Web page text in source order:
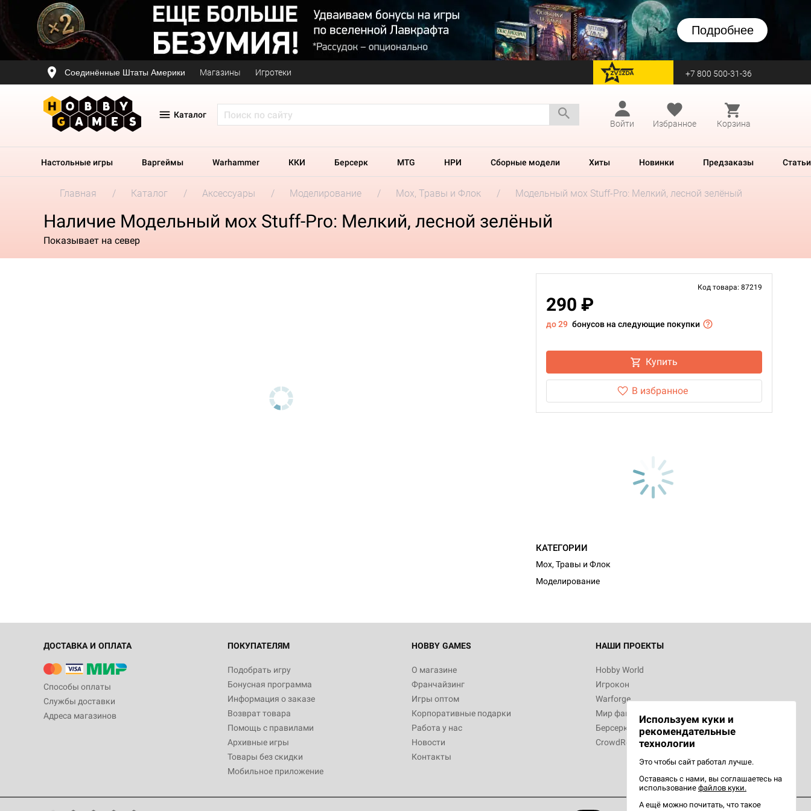
Подробнее
Соединённые Штаты Америки Магазины Игротеки перейти на Zvezda +7 800 500-31-36
Каталог
Войти
Избранное Корзина
Настольные игры Варгеймы Warhammer ККИ Берсерк MTG НРИ Сборные модели Хиты Новинки Предзаказы Статьи
Главная Каталог Аксессуары Моделирование Мох, Травы и Флок Модельный мох Stuff-Pro: Мелкий, лесной зелёный
Наличие Модельный мох Stuff-Pro: Мелкий, лесной зелёный
Показывает на север
Код товара: 87219
290 ₽
до 29 бонусов на следующие покупки
Купить
В избранное
КАТЕГОРИИ
Мох, Травы и Флок
Моделирование
ДОСТАВКА И ОПЛАТА
Способы оплаты
Службы доставки
Адреса магазинов
ПОКУПАТЕЛЯМ
Подобрать игру
Бонусная программа
Информация о заказе
Возврат товара
Помощь с правилами
Архивные игры
Товары без скидки
Мобильное приложение
HOBBY GAMES
О магазине
Франчайзинг
Игры оптом
Корпоративные подарки
Работа у нас
Новости
Контакты
НАШИ ПРОЕКТЫ
Hobby World
Игрокон
Warforge
Мир фантастики
Берсерк
CrowdRepublic
Используем куки и
рекомендательные
технологии
Это чтобы сайт работал лучше.
Оставаясь с нами, вы соглашаетесь на
использование файлов куки.
А ещё можно почитать, что такое